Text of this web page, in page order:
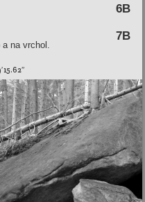
6B
7B
na vrchol.
15.62″